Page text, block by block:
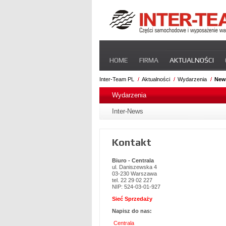
nawigacje
HOME FIRMA AKTUALNOŚCI
STREFA DLA PRZEWOŹNIKA
Inter-Team PL Aktualności Wydarzenia
Pomiń
nawigacje
Wydarzenia
Inter-News
Kontakt
Biuro - Centrala
ul. Daniszewska 4
03-230 Warszawa
tel. 22 29 02 227
NIP: 524-03-01-927
Sieć Sprzedaży
Napisz do nas:
Centrala